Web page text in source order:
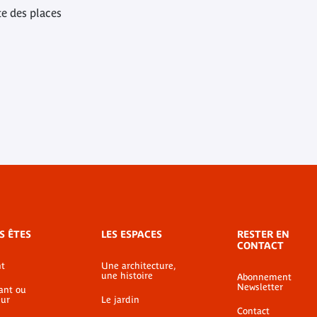
des places
ÊTES
ou
LES ESPACES
Une architecture,
une histoire
Le jardin
RESTER EN
CONTACT
Abonnement
Newsletter
Contact